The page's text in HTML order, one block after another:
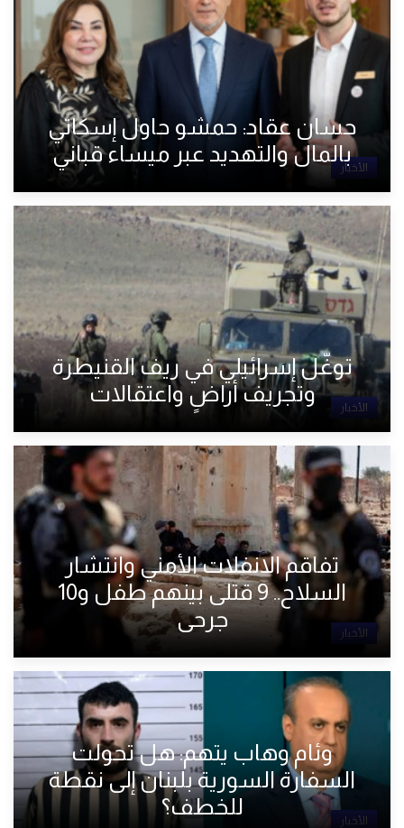
الأخبار
حسان عقاد: حمشو حاول إسكاتي
بالمال والتهديد عبر ميساء قباني
الأخبار
توغّل إسرائيلي في ريف القنيطرة
وتجريف أراضٍ واعتقالات
الأخبار
تفاقم الانفلات الأمني وانتشار
السلاح.. 9 قتلى بينهم طفل و10
جرحى
الأخبار
وئام وهاب يتهم: هل تحولت
السفارة السورية بلبنان إلى نقطة
للخطف؟